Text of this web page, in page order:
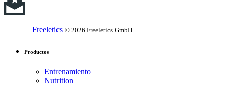
Freeletics © 2026 Freeletics GmbH
Productos
Entrenamiento
Nutrition